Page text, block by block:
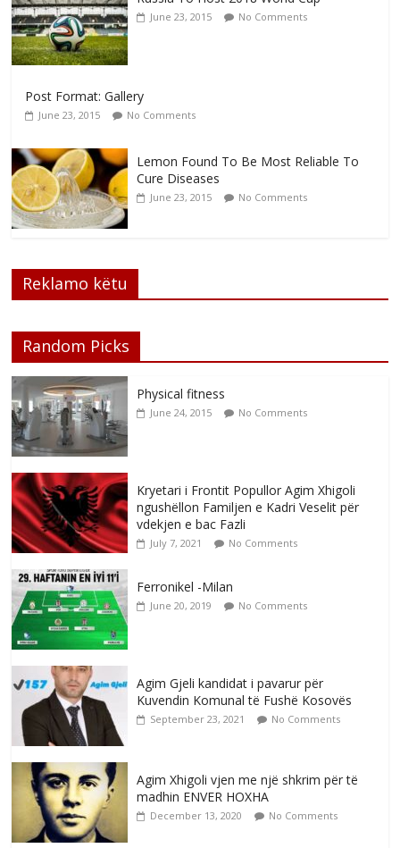
June 23, 2015 No Comments
Post Format: Gallery
June 23, 2015 No Comments
Lemon Found To Be Most Reliable To
Cure Diseases
June 23, 2015 No Comments
Reklamo këtu
Random Picks
Physical fitness
June 24, 2015 No Comments
Kryetari i Frontit Popullor Agim Xhigoli
ngushëllon Familjen e Kadri Veselit për
vdekjen e bac Fazli
July 7, 2021 No Comments
Ferronikel -Milan
June 20, 2019 No Comments
Agim Gjeli kandidat i pavarur për
Kuvendin Komunal të Fushë Kosovës
September 23, 2021 No Comments
Agim Xhigoli vjen me një shkrim për të
madhin ENVER HOXHA
December 13, 2020 No Comments